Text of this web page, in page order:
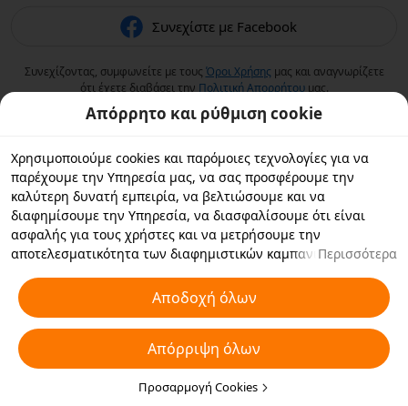
Συνεχίστε με Facebook
Συνεχίζοντας, συμφωνείτε με τους Όροι Χρήσης μας και αναγνωρίζετε
ότι έχετε διαβάσει την Πολιτική Aπορρήτουμας.
Απόρρητο και ρύθμιση cookie
Χρησιμοποιούμε cookies και παρόμοιες τεχνολογίες για να
παρέχουμε την Υπηρεσία μας, να σας προσφέρουμε την
καλύτερη δυνατή εμπειρία, να βελτιώσουμε και να
διαφημίσουμε την Υπηρεσία, να διασφαλίσουμε ότι είναι
ασφαλής για τους χρήστες και να μετρήσουμε την
αποτελεσματικότητα των διαφημιστικών καμπανιών. Εάν
συνεργάτες με τους οποίους συνεργαζόμαστε να αποθηκεύουν
cookies και παρόμοιες τεχνολογίες στη συσκευή σας για
διαφημιστικούς σκοπούς. Μπορείτε επίσης να κάνετε
"Απόρριψη όλων" για τα μη απαραίτητα cookie ή να επιλέξετε
ποιους τύπους cookies θέλετε να αποδεχτείτε ή να
απενεργοποιήσετε κάνοντας κλικ στην επιλογή "Προσαρμογή
Περισσότερα
Αποδοχή όλων
Απόρριψη όλων
Προσαρμογή Cookies